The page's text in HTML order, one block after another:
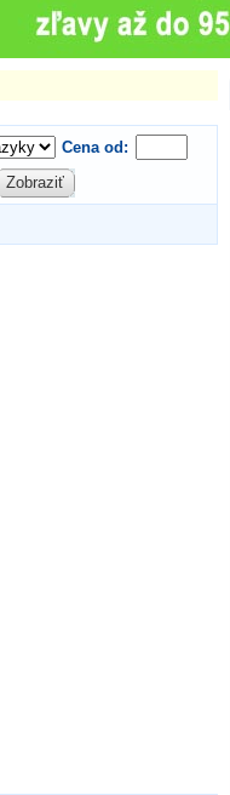
Cena od:
Zobraziť